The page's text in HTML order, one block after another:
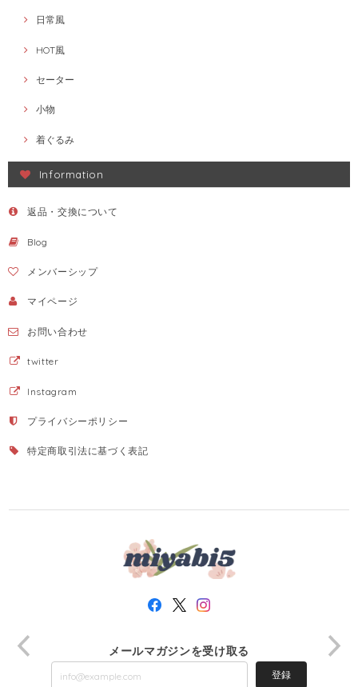
日常風
HOT風
セーター
小物
着ぐるみ
Information
返品・交換について
Blog
メンバーシップ
マイページ
お問い合わせ
twitter
Instagram
プライバシーポリシー
特定商取引法に基づく表記
メールマガジンを受け取る
登録